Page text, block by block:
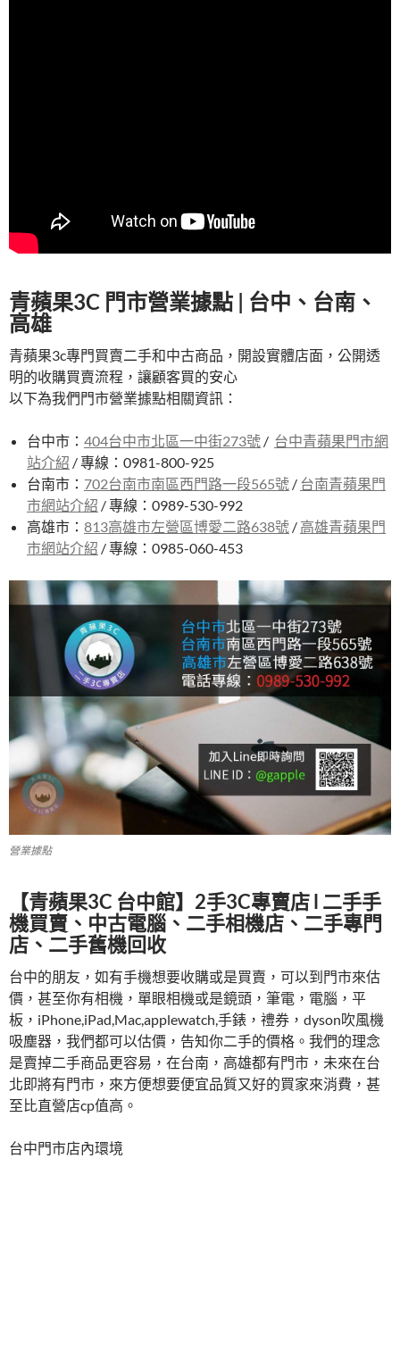
青蘋果3C 門市營業據點 | 台中、台南、
高雄
青蘋果3c專門買賣二手和中古商品，開設實體店面，公開透
明的收購買賣流程，讓顧客買的安心
以下為我們門市營業據點相關資訊：
台中市： 404台中市北區一中街273號 / 台中青蘋果門市網
站介紹 / 專線：0981-800-925
台南市： 702台南市南區西門路一段565號 / 台南青蘋果門
市網站介紹 / 專線：0989-530-992
高雄市： 813高雄市左營區博愛二路638號 / 高雄青蘋果門
市網站介紹 / 專線：0985-060-453
營業據點
【青蘋果3C 台中館】2手3C專賣店 l 二手手
機買賣、中古電腦、二手相機店、二手專門
店、二手舊機回收
台中的朋友，如有手機想要收購或是買賣，可以到門市來估
價，甚至你有相機，單眼相機或是鏡頭，筆電，電腦，平
板，iPhone,iPad,Mac,applewatch,手錶，禮券，dyson吹風機
吸塵器，我們都可以估價，告知你二手的價格。我們的理念
是賣掉二手商品更容易，在台南，高雄都有門市，未來在台
北即將有門市，來方便想要便宜品質又好的買家來消費，甚
至比直營店cp值高。
台中門市店內環境